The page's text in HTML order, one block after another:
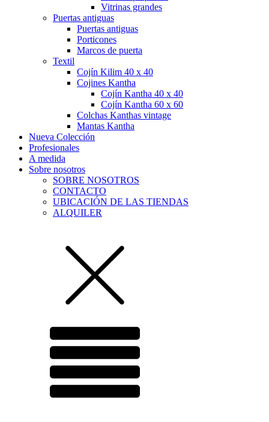
Vitrinas grandes
Puertas antiguas
Puertas antiguas
Porticones
Marcos de puerta
Textil
Cojín Kilim 40 x 40
Cojines Kantha
Cojín Kantha 40 x 40
Cojín Kantha 60 x 60
Colchas Kanthas vintage
Mantas Kantha
Nueva Colección
Profesionales
A medida
Sobre nosotros
SOBRE NOSOTROS
CONTACTO
UBICACIÓN DE LAS TIENDAS
ALQUILER